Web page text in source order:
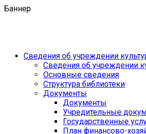
Баннер
Сведения об учреждении
Сведения об учреждении
Основные сведения
Структура библиотеки
Документы
Документы
Учредительные
Государственные
План финансово-